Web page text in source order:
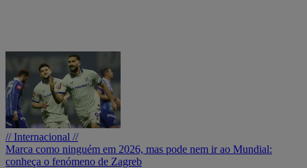
// Internacional //
Marca como ninguém em 2026, mas pode nem ir ao Mundial:
conheça o fenómeno de Zagreb